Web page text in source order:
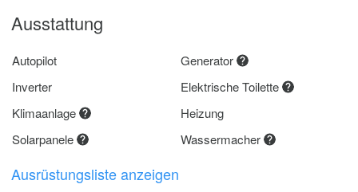
Ausstattung
Autopilot
Generator
Inverter
Elektrische Toilette
Klimaanlage
Heizung
Solarpanele
Wassermacher
Ausrüstungsliste anzeigen